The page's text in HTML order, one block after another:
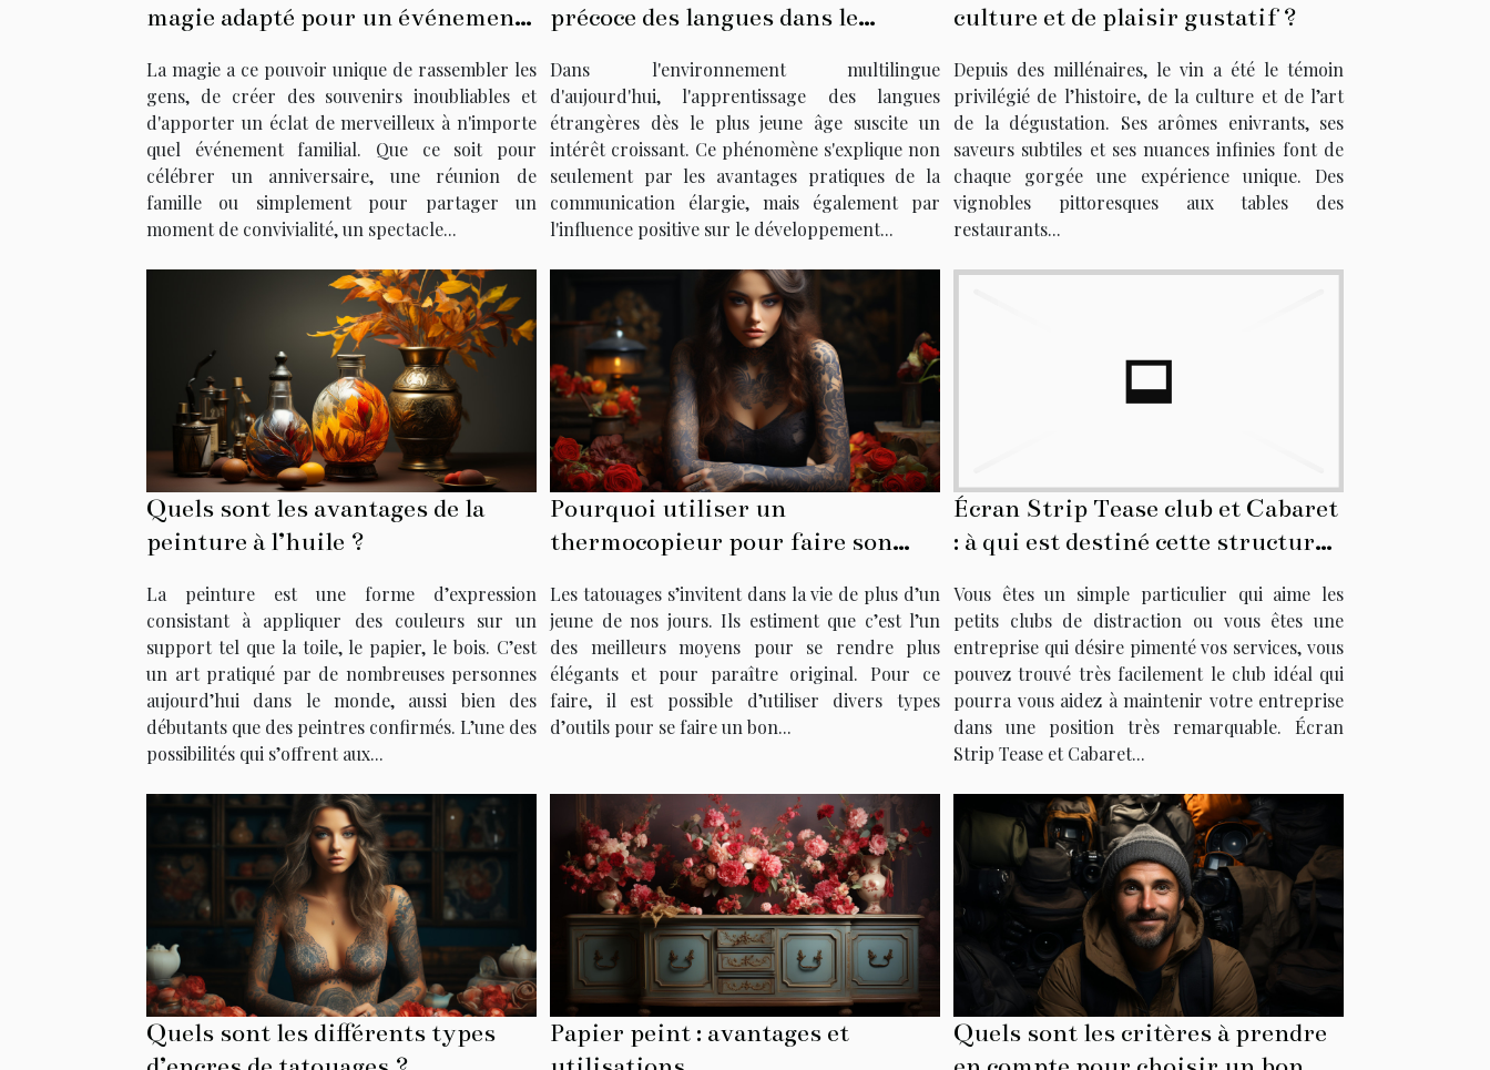
magie adapté pour un événement
La magie a ce pouvoir unique de rassembler les
gens, de créer des souvenirs inoubliables et
d'apporter un éclat de merveilleux à n'importe
quel événement familial. Que ce soit pour
célébrer un anniversaire, une réunion de
famille ou simplement pour partager un
moment de convivialité, un spectacle...
précoce des langues dans le
enfants
Dans l'environnement multilingue
d'aujourd'hui, l'apprentissage des langues
étrangères dès le plus jeune âge suscite un
intérêt croissant. Ce phénomène s'explique non
seulement par les avantages pratiques de la
communication élargie, mais également par
l'influence positive sur le développement...
culture et de plaisir gustatif ?
Depuis des millénaires, le vin a été le témoin
privilégié de l’histoire, de la culture et de l’art
de la dégustation. Ses arômes enivrants, ses
saveurs subtiles et ses nuances infinies font de
chaque gorgée une expérience unique. Des
vignobles pittoresques aux tables des
restaurants...
Quels sont les avantages de la
peinture à l’huile ?
La peinture est une forme d’expression
consistant à appliquer des couleurs sur un
support tel que la toile, le papier, le bois. C’est
un art pratiqué par de nombreuses personnes
aujourd’hui dans le monde, aussi bien des
débutants que des peintres confirmés. L’une des
possibilités qui s’offrent aux...
Pourquoi utiliser un
thermocopieur pour faire son
Les tatouages s’invitent dans la vie de plus d’un
jeune de nos jours. Ils estiment que c’est l’un
des meilleurs moyens pour se rendre plus
élégants et pour paraître original. Pour ce
faire, il est possible d’utiliser divers types
d’outils pour se faire un bon...
Écran Strip Tease club et Cabaret
: à qui est destiné cette structure
Vous êtes un simple particulier qui aime les
petits clubs de distraction ou vous êtes une
entreprise qui désire pimenté vos services, vous
pouvez trouvé très facilement le club idéal qui
pourra vous aidez à maintenir votre entreprise
dans une position très remarquable. Écran
Strip Tease et Cabaret...
Quels sont les différents types
Papier peint : avantages et
Quels sont les critères à prendre